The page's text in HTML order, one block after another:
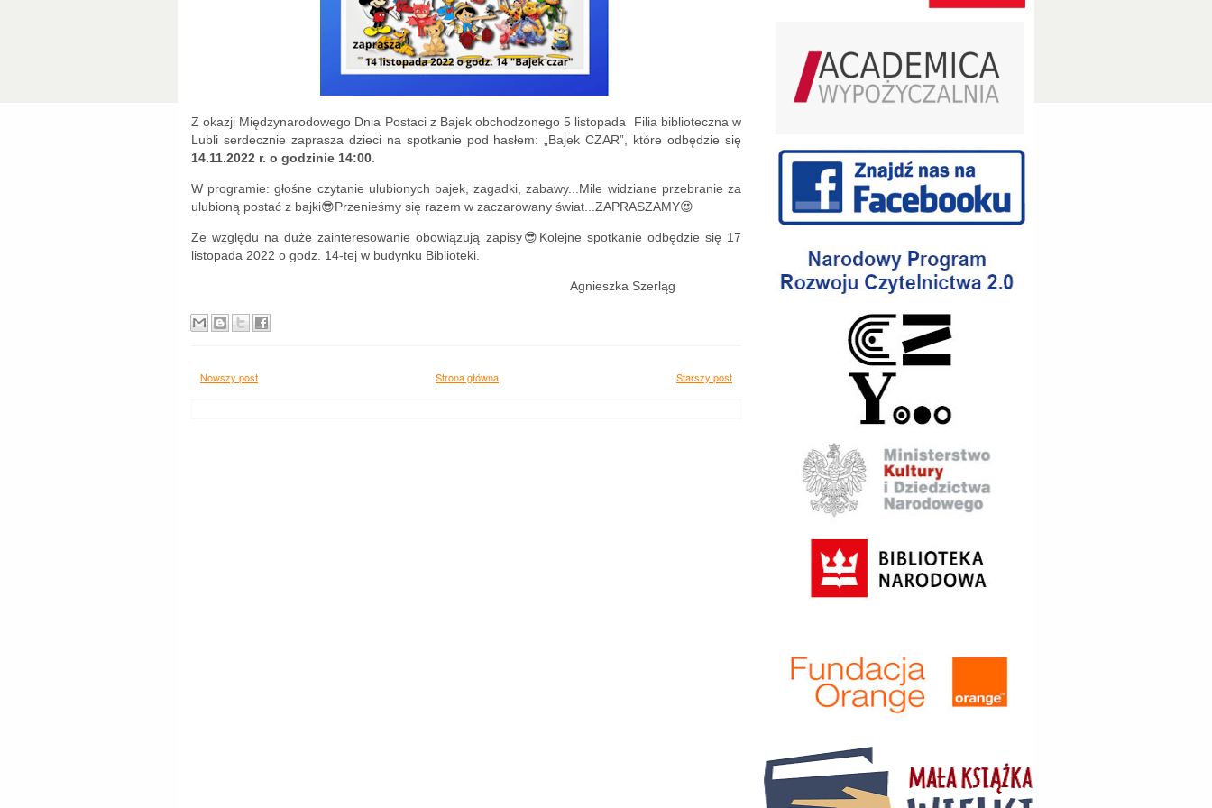
Z okazji Międzynarodowego Dnia Postaci z Bajek obchodzonego 5 listopada Filia biblioteczna w
Lubli serdecznie zaprasza dzieci na spotkanie pod hasłem: „Bajek CZAR”, które odbędzie się
14.11.2022 r. o godzinie 14:00
W programie: głośne czytanie ulubionych bajek, zagadki, zabawy...Mile widziane przebranie za
ulubioną postać z bajki😎Przenieśmy się razem w zaczarowany świat...ZAPRASZAMY😍
Ze względu na duże zainteresowanie obowiązują zapisy😎Kolejne spotkanie odbędzie się 17
listopada 2022 o godz. 14-tej w budynku Biblioteki.
Agnieszka Szerląg
Nowszy post Starszy post
Strona główna